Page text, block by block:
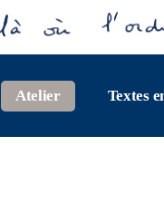
Atelier Textes